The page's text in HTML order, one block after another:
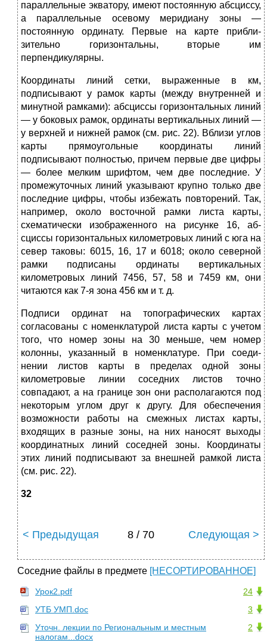
параллель­ные экватору, имеют постоянную абсциссу,
а параллельные осевому меридиану зоны —
постоянную ординату. Первые на карте прибли­
зительно горизонтальны, вторые им
перпендикулярны.
Координаты линий сетки, выраженные в км,
подписывают у ра­мок карты (между внутренней и
минутной рамками): абсциссы горизонтальных линий
— у боковых рамок, ординаты вертикальных линий —
у верхней и нижней рамок (см. рис. 22). Вблизи углов
карты прямоугольные координаты линий
подписывают полностью, причем первые две цифры
— более мелким шрифтом, чем две послед­ние. У
промежуточных линий указывают крупно только две
последние цифры, чтобы избежать повторений. Так,
например, около восточной рамки листа карты,
схематически изображенного на рисунке 16, аб­
сциссы горизонтальных километровых линий с юга на
север таковы: 6015, 16, 17 и 6018; около северной
рамки подписаны ординаты вертикальных
километровых линий 7456, 57, 58 и 7459 км, они
читают­ся как 7-я зона 456 км и т. д.
Подписи ординат на топографических картах
согласованы с номенклатурой листа карты с учетом
того, что номер зоны на 30 меньше, чем номер
колонны, указанный в номенклатуре. При соеди­
нении листов карты в пределах одной зоны
километровые линии соседних листов точно
совпадают, а на границе зон они располага­ются под
некоторым углом друг к другу. Для обеспечения
возмож­ности работы на смежных листах карты,
входящих в разные зоны, на них наносят выходы
координатных линий соседней зоны. Коорди­наты
этих линий подписывают за внешней рамкой листа
(см. рис. 22).
32
< Предыдущая 8 / 70 Следующая >
Соседние файлы в предмете [НЕСОРТИРОВАННОЕ]
24
Урок2.pdf
3
УТБ УМП.doc
2
Уточн. лекции по Региональным и местным
налогам...docx